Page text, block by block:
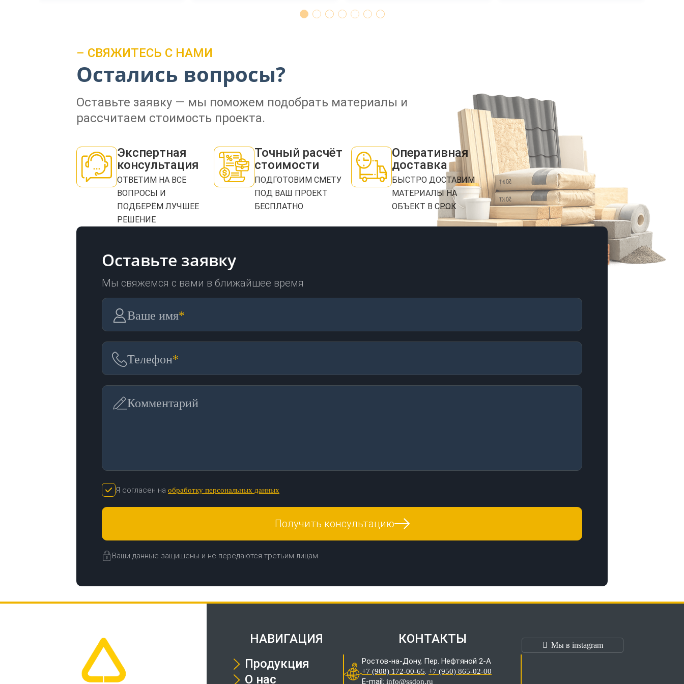
– СВЯЖИТЕСЬ С НАМИ
Остались вопросы?
Оставьте заявку — мы поможем подобрать материалы и
рассчитаем стоимость проекта.
Экспертная
консультация
ОТВЕТИМ НА ВСЕ
ВОПРОСЫ И
ПОДБЕРЁМ ЛУЧШЕЕ
РЕШЕНИЕ
Точный расчёт
стоимости
ПОДГОТОВИМ СМЕТУ
ПОД ВАШ ПРОЕКТ
БЕСПЛАТНО
Оперативная
доставка
БЫСТРО ДОСТАВИМ
МАТЕРИАЛЫ НА
ОБЪЕКТ В СРОК
Оставьте заявку
Мы свяжемся с вами в ближайшее время
Ваше имя*
Телефон*
Комментарий
Я согласен на обработку персональных данных
Получить консультацию
Ваши данные защищены и не передаются третьим лицам
НАВИГАЦИЯ
Продукция
О нас
КОНТАКТЫ
Ростов-на-Дону, Пер. Нефтяной 2-А
+7 (908) 172-00-65. +7 (950) 865-02-00
E-mail: info@ssdon.ru
Мы в instagram
ЗАКАЗАТЬ ЗВОНОК
данных в соответствии с ФЗ от 27.07.2006 № 152-ФЗ "О персональных данных", на
условиях и для целей, определенных в
политикой конфиденциальности